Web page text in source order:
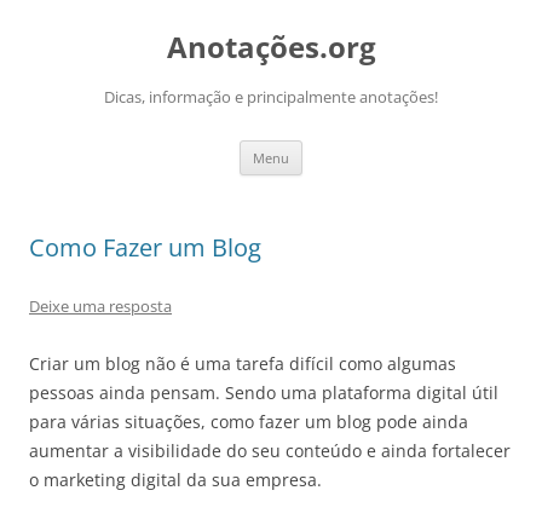
Anotações.org
Dicas, informação e principalmente anotações!
Menu
Como Fazer um Blog
Deixe uma resposta
Criar um blog não é uma tarefa difícil como algumas
pessoas ainda pensam. Sendo uma plataforma digital útil
para várias situações, como fazer um blog pode ainda
aumentar a visibilidade do seu conteúdo e ainda fortalecer
o marketing digital da sua empresa.